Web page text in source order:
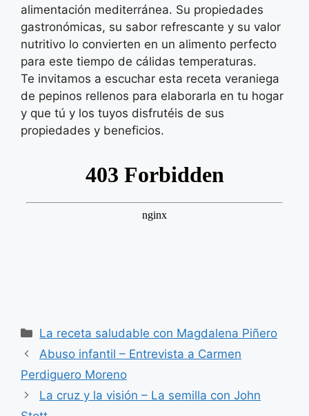
alimentación mediterránea. Su propiedades
gastronómicas, su sabor refrescante y su valor
nutritivo lo convierten en un alimento perfecto
para este tiempo de cálidas temperaturas.
Te invitamos a escuchar esta receta veraniega
de pepinos rellenos para elaborarla en tu hogar
y que tú y los tuyos disfrutéis de sus
propiedades y beneficios.
Categorías
La receta saludable con Magdalena Piñero
Abuso infantil – Entrevista a Carmen
Perdiguero Moreno
La cruz y la visión – La semilla con John